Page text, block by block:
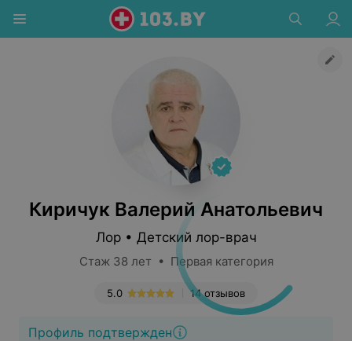
Киричук Валерий Анатольевич
Лор • Детский лор-врач
Стаж 38 лет • Первая категория
14 отзывов
5.0
Профиль подтвержден